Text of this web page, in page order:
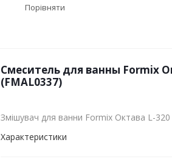
Порівняти
Смеситель для ванны Formix
(FMAL0337)
Змішувач для ванни Formix Октава L-
Характеристики